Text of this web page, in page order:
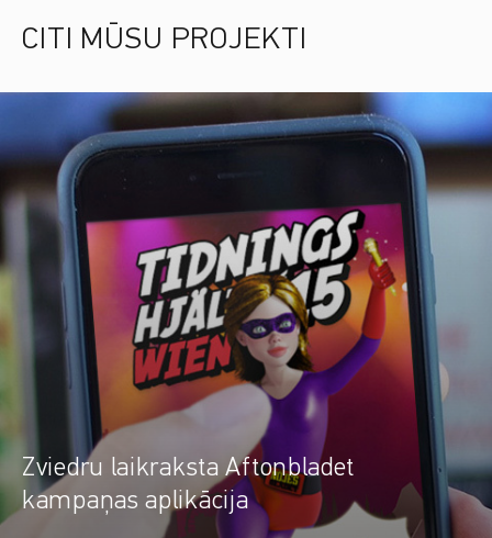
CITI MŪSU PROJEKTI
Zviedru laikraksta Aftonbladet
kampaņas aplikācija